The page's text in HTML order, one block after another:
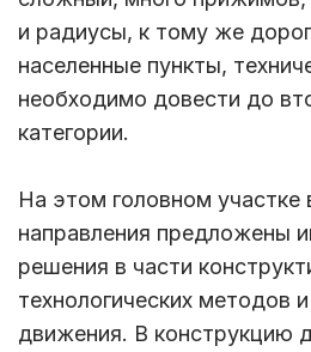
и радиусы, к тому же
населенные пункты,
необходимо довести до
категории.
На этом головном участке
направления предложены
решения в части
технологических методов
движения. В